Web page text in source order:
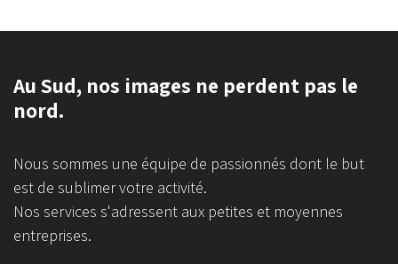
Au Sud, nos images ne perdent pas le
nord.
Nous sommes une équipe de passionnés dont le but
est de sublimer votre activité.
Nos services s'adressent aux petites et moyennes
entreprises.